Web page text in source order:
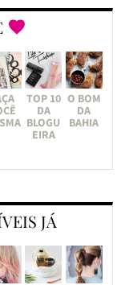
TOP 10
DA
BLOGU
EIRA
O BOM
DA
BAHIA
JÁ